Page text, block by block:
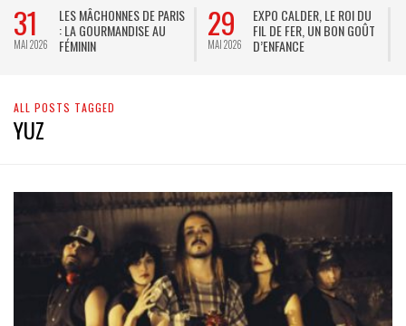
31
MAI 2026
LES MÂCHONNES DE PARIS
: LA GOURMANDISE AU
FÉMININ
29
MAI 2026
EXPO CALDER, LE ROI DU
FIL DE FER, UN BON GOÛT
D’ENFANCE
ALL POSTS TAGGED
YUZ